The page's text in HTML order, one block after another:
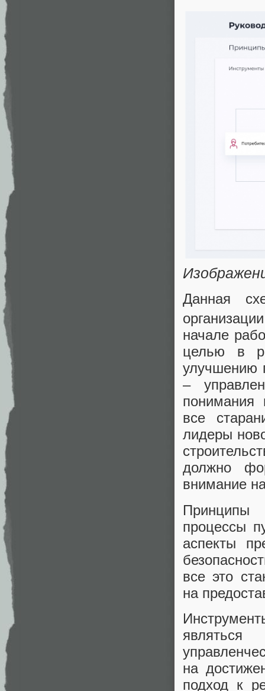
Данная
начале
целью в
улучшению
–
понимания
все
лидеры
должно
внимание
Принципы
процессы
аспекты
все это
на
на
подход к